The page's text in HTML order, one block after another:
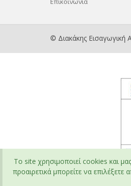
© Διακάκης Εισαγωγική
To site χρησιμοποιεί cookies και
προαιρετικά μπορείτε να